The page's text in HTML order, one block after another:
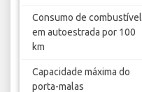
Consumo de combustível
em autoestrada por 100
km
Capacidade máxima do
porta-malas